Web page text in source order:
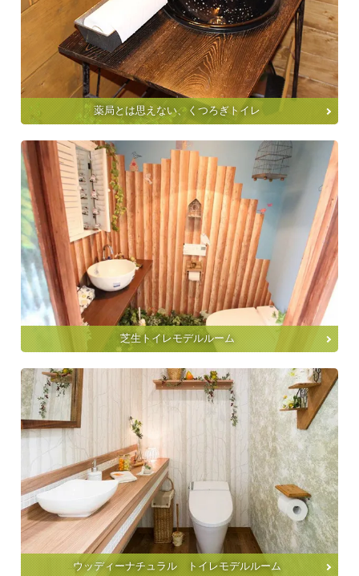
薬局とは思えない、くつろぎトイレ
芝生トイレモデルルーム
ウッディーナチュラル トイレモデルルーム